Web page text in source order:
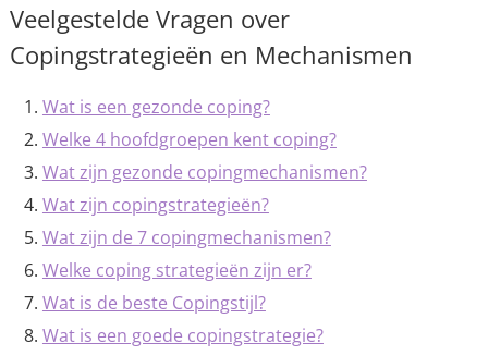
Veelgestelde Vragen over
Copingstrategieën en Mechanismen
Wat is een gezonde coping?
Welke 4 hoofdgroepen kent coping?
Wat zijn gezonde copingmechanismen?
Wat zijn copingstrategieën?
Wat zijn de 7 copingmechanismen?
Welke coping strategieën zijn er?
Wat is de beste Copingstijl?
Wat is een goede copingstrategie?